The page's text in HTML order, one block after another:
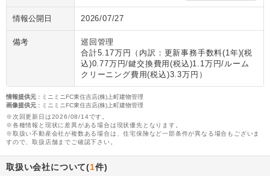
情報公開日 2026/07/27
備考
巡回管理
合計5.17万円（内訳：更新事務手数料(1年)(税
込)0.77万円/鍵交換費用(税込)1.1万円/ルーム
クリーニング費用(税込)3.3万円）
情報提供元 : ミニミニFC東住吉店(株)上町建物管理
画像提供元 : ミニミニFC東住吉店(株)上町建物管理
※次回更新日は2026/08/14です。
※各種情報と現状に差異がある場合は現状優先となります。
※取扱い不動産会社が複数ある場合は、住宅保険など一部条件が異なる場合もございま
すので、取扱店舗までご確認下さい。
取扱い会社について(1件)